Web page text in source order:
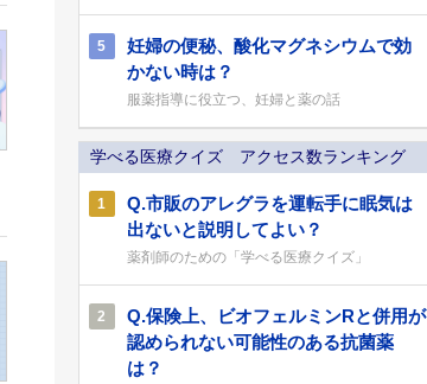
5
妊婦の便秘、酸化マグネシウムで効
かない時は？
服薬指導に役立つ、妊婦と薬の話
学べる医療クイズ アクセス数ランキング
1
Q.市販のアレグラを運転手に眠気は
出ないと説明してよい？
薬剤師のための「学べる医療クイズ」
2
Q.保険上、ビオフェルミンRと併用が
認められない可能性のある抗菌薬
は？